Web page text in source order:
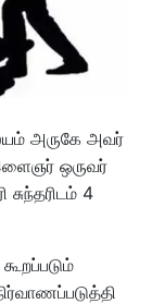
அருகே அவர்
ஒருவர்
சுந்தரிடம் 4